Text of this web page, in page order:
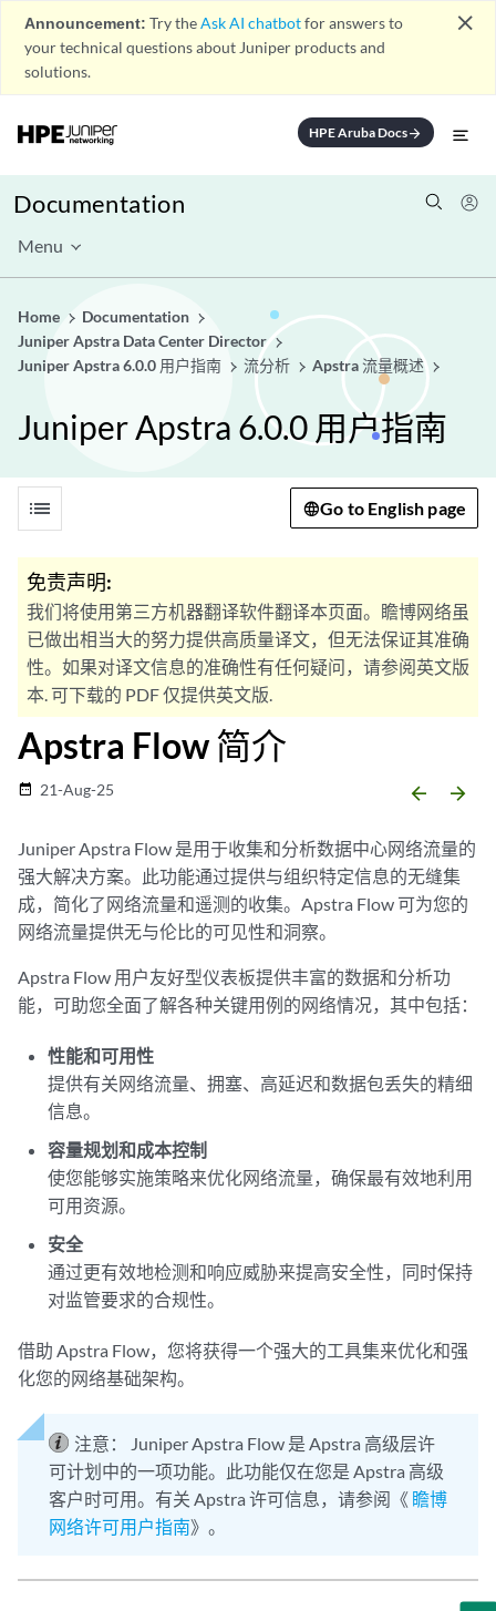
Announcement: Try theAsk AI chatbotfor answers to
your technical questions about Juniper products and
solutions.
close
HPE Aruba Docsarrow_forward
Documentation
Menu
Home
Documentation
Juniper Apstra Data Center Director
Juniper Apstra 6.0.0 用户指南
流分析 Apstra 流量概述
Juniper Apstra 6.0.0 用户指南
list Go to English page
免责声明:
我们将使用第三方机器翻译软件翻译本页面。瞻博网络虽
已做出相当大的努力提供高质量译文，但无法保证其准确
性。如果对译文信息的准确性有任何疑问，请参阅英文版
本. 可下载的 PDF 仅提供英文版.
Apstra Flow 简介
date_range 21-Aug-25 arrow_backward arrow_forward
Juniper Apstra Flow 是用于收集和分析数据中心网络流量的
强大解决方案。此功能通过提供与组织特定信息的无缝集
成，简化了网络流量和遥测的收集。Apstra Flow 可为您的
网络流量提供无与伦比的可见性和洞察。
Apstra Flow 用户友好型仪表板提供丰富的数据和分析功
能，可助您全面了解各种关键用例的网络情况，其中包括：
性能和可用性
提供有关网络流量、拥塞、高延迟和数据包丢失的精细
信息。
容量规划和成本控制
使您能够实施策略来优化网络流量，确保最有效地利用
可用资源。
安全
通过更有效地检测和响应威胁来提高安全性，同时保持
对监管要求的合规性。
借助 Apstra Flow，您将获得一个强大的工具集来优化和强
化您的网络基础架构。
注意：
Juniper Apstra Flow 是 Apstra 高级层许
可计划中的一项功能。此功能仅在您是 Apstra 高级
客户时可用。有关 Apstra 许可信息，请参阅《 瞻博
网络许可用户指南》。